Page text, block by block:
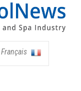
Français